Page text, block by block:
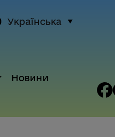
Українська
Новини